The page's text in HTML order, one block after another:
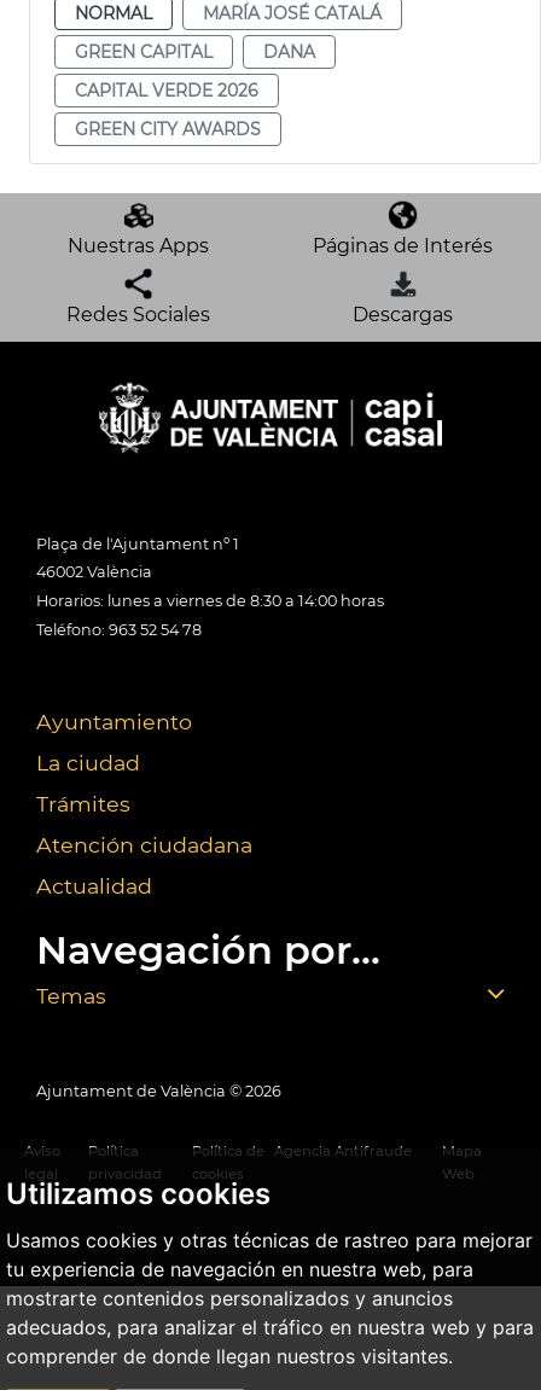
Utilizamos cookies
Usamos cookies y otras técnicas de rastreo para mejorar
tu experiencia de navegación en nuestra web, para
mostrarte contenidos personalizados y anuncios
adecuados, para analizar el tráfico en nuestra web y para
comprender de donde llegan nuestros visitantes.
NORMAL
MARÍA JOSÉ CATALÁ
GREEN CAPITAL
DANA
CAPITAL VERDE 2026
GREEN CITY AWARDS
Nuestras Apps Páginas de Interés
Redes Sociales Descargas
Plaça de l'Ajuntament nº 1
46002 València
Horarios: lunes a viernes de 8:30 a 14:00 horas
Teléfono: 963 52 54 78
Ayuntamiento
La ciudad
Trámites
Atención ciudadana
Actualidad
Navegación por...
Temas
Ajuntament de València © 2026
Aviso
legal
Política
privacidad
Política de
cookies
Agencia Antifraude
Mapa
Web